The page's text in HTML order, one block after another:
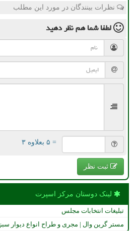
نظرات بینندگان در مورد این مطلب
لطفا شما همنظر دهید
= ۵ بعلاوه ۳
ثبت نظر
لینک دوستان مركز اسپرت
تبلیغات انتخابات مجلس
مستر گرین وال | مجری و طراح انواع دیوار سبز